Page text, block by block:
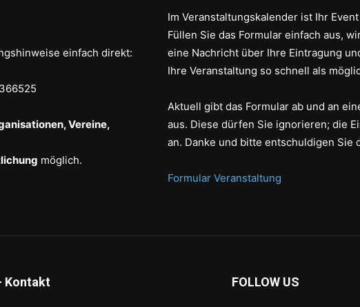
einfach direkt:
Vereine,
möglich.
Im Veranstaltungskalender ist Ihr
Füllen Sie das Formular einfach aus,
eine Nachricht über Ihre Eintragung
Ihre Veranstaltung so schnell als
Aktuell gibt das Formular ab und an
aus. Diese dürfen Sie ignorieren; die
an. Danke und bitte entschuldigen Sie
Formular Veranstaltung
Kontakt FOLLOW US